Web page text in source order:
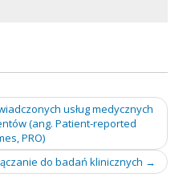
usług medycznych
(ang. Patient-reported
PRO)
do badań klinicznych →